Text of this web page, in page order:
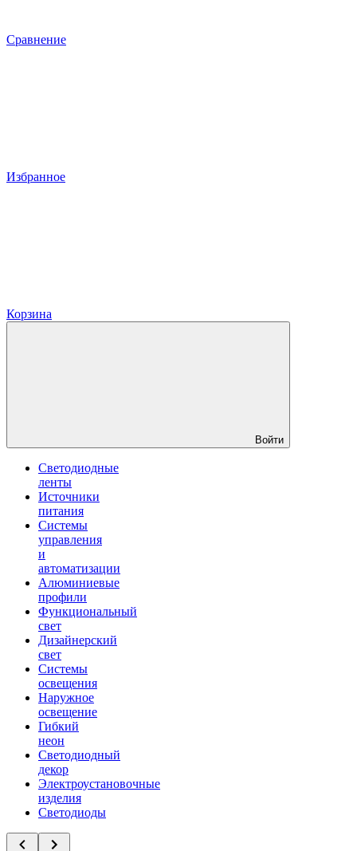
Сравнение
Избранное
Корзина
Войти
Светодиодные
ленты
Источники
питания
Системы
управления
и
автоматизации
Алюминиевые
профили
Функциональный
свет
Дизайнерский
свет
Системы
освещения
Наружное
освещение
Гибкий
неон
Светодиодный
декор
Электроустановочные
изделия
Светодиоды